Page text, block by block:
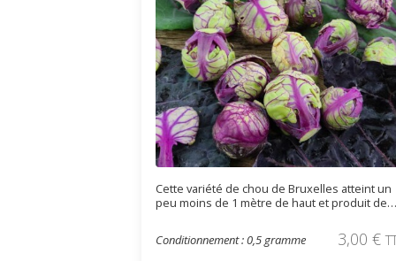
Cette variété de chou de Bruxelles atteint un
peu moins de 1 mètre de haut et produit de
profond. Le texture des pommes est dense et
ferme, avec une bonne saveur et aussi une
Conditionnement : 0,5 gramme 3,00 €